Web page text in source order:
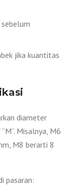
jika kuantitas
diameter
Misalnya, M6
M8 berarti 8
pasaran: